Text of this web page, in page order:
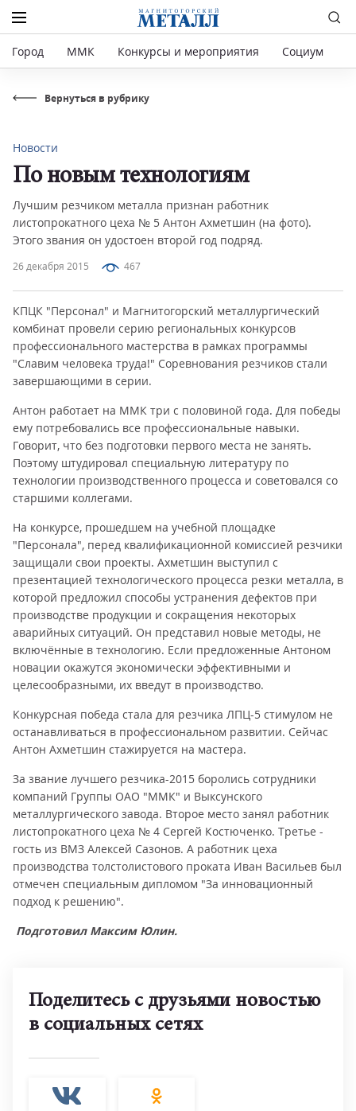
Город ММК Конкурсы и мероприятия Социум
Вернуться в рубрику
26 декабря 2015 467
Новости
По новым технологиям
Лучшим резчиком металла признан работник
листопрокатного цеха № 5 Антон Ахметшин (на фото).
Этого звания он удостоен второй год подряд.
КПЦК "Персонал" и Магнитогорский металлургический
комбинат провели серию региональных конкурсов
профессионального мастерства в рамках программы
"Славим человека труда!" Соревнования резчиков стали
завершающими в серии.
Антон работает на ММК три с половиной года. Для победы
ему потребовались все профессиональные навыки.
Говорит, что без подготовки первого места не занять.
Поэтому штудировал специальную литературу по
технологии производственного процесса и советовался со
старшими коллегами.
На конкурсе, прошедшем на учебной площадке
"Персонала", перед квалификационной комиссией резчики
защищали свои проекты. Ахметшин выступил с
презентацией технологического процесса резки металла, в
которой предложил способы устранения дефектов при
производстве продукции и сокращения некоторых
аварийных ситуаций. Он представил новые методы, не
включённые в технологию. Если предложенные Антоном
новации окажутся экономически эффективными и
целесообразными, их введут в производство.
Конкурсная победа стала для резчика ЛПЦ-5 стимулом не
останавливаться в профессиональном развитии. Сейчас
Антон Ахметшин стажируется на мастера.
За звание лучшего резчика-2015 боролись сотрудники
компаний Группы ОАО "ММК" и Выксунского
металлургического завода. Второе место занял работник
листопрокатного цеха № 4 Сергей Костюченко. Третье -
гость из ВМЗ Алексей Сазонов. А работник цеха
производства толстолистового проката Иван Васильев был
отмечен специальным дипломом "За инновационный
подход к решению".
Подготовил Максим Юлин.
Поделитесь с друзьями новостью
в социальных сетях